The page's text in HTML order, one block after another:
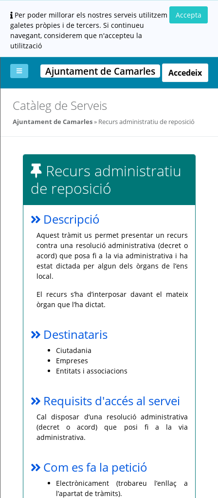
Per poder millorar els nostres serveis utilitzem
galetes pròpies i de tercers. Si continueu
navegant, considerem que n'accepteu la
utilització
Accepta
meva
documentació
ciutadana
administracions)
Ajuntament de Camarles Accedeix
Catàleg de Serveis
Ajuntament de Camarles Recurs administratiu de reposició
Recurs administratiu
de reposició
Descripció
Aquest tràmit us permet presentar un recurs
contra una resolució administrativa (decret o
acord) que posa fi a la via administrativa i ha
estat dictada per algun dels òrgans de l’ens
local.
El recurs s’ha d’interposar davant el mateix
òrgan que l’ha dictat.
Destinataris
Ciutadania
Empreses
Entitats i associacions
Requisits d'accés al servei
Cal disposar d’una resolució administrativa
(decret o acord) que posi fi a la via
administrativa.
Com es fa la petició
Electrònicament (trobareu l’enllaç a
l’apartat de tràmits).